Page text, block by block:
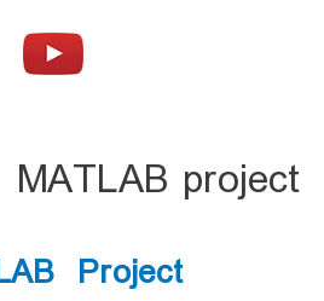
MATLAB project
Project